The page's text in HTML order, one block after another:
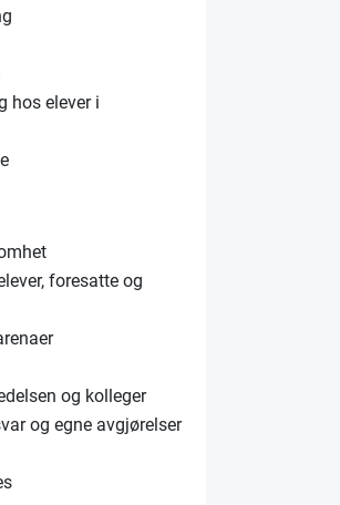
hos elever i
foresatte og
og kolleger
og egne avgjørelser